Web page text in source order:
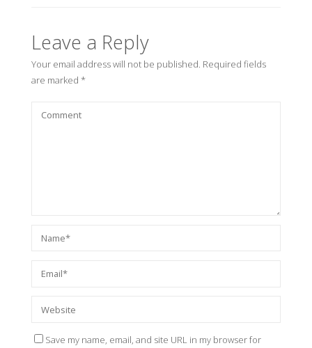
Leave a Reply
Your email address will not be published. Required fields
are marked *
Save my name, email, and site URL in my browser for